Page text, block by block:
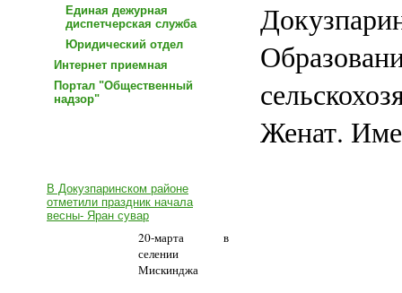
Единая дежурная
диспетчерская служба
Юридический отдел
Интернет приемная
Портал "Общественный
надзор"
В Докузпаринском районе
отметили праздник начала
весны- Яран сувар
20-марта в
селении
Мискинджа
Женат.